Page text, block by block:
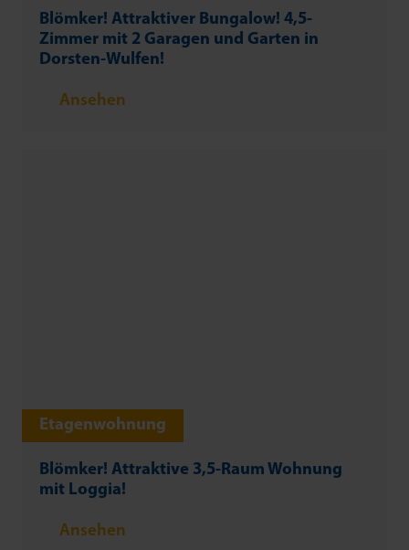
Blömker! Attraktiver Bungalow! 4,5-
Zimmer mit 2 Garagen und Garten in
Dorsten-Wulfen!
Ansehen
Etagenwohnung
Blömker! Attraktive 3,5-Raum Wohnung
mit Loggia!
Ansehen